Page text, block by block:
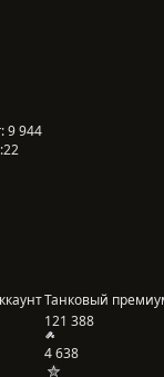
9 944
Танковый
121 388
4 638